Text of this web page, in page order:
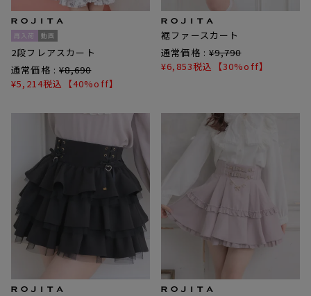
再入荷 動画
2段フレアスカート
通常価格 : ¥8,690
¥5,214税込 【40%off】
裾ファースカート
通常価格 : ¥9,790
¥6,853税込 【30%off】